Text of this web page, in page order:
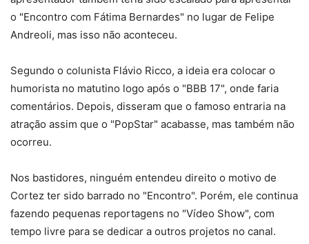
o "Encontro com Fátima Bernardes" no lugar de Felipe
Andreoli, mas isso não aconteceu.
Segundo o colunista Flávio Ricco, a ideia era colocar o
humorista no matutino logo após o "BBB 17", onde faria
comentários. Depois, disseram que o famoso entraria na
atração assim que o "PopStar" acabasse, mas também não
ocorreu.
Nos bastidores, ninguém entendeu direito o motivo de
Cortez ter sido barrado no "Encontro". Porém, ele continua
fazendo pequenas reportagens no "Vídeo Show", com
tempo livre para se dedicar a outros projetos no canal.